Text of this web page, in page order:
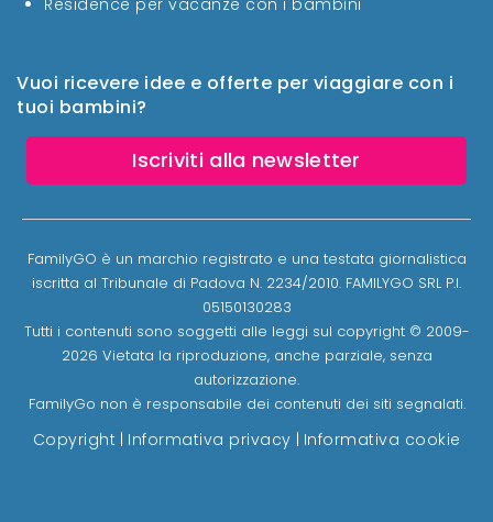
Vuoi ricevere idee e offerte per viaggiare con i
tuoi bambini?
Iscriviti alla newsletter
FamilyGO è un marchio registrato e una testata giornalistica
iscritta al Tribunale di Padova N. 2234/2010. FAMILYGO SRL P.I.
05150130283
Tutti i contenuti sono soggetti alle leggi sul copyright © 2009-
2026 Vietata la riproduzione, anche parziale, senza
autorizzazione.
FamilyGo non è responsabile dei contenuti dei siti segnalati.
Copyright | Informativa privacy | Informativa cookie